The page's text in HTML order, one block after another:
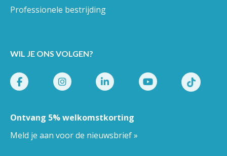
Professionele bestrijding
WIL JE ONS VOLGEN?
Ontvang 5% welkomstkorting
Meld je aan voor de nieuwsbrief »